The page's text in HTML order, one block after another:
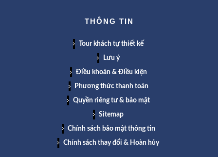
THÔNG TIN
Tour khách tự thiết kế
Lưu ý
Điều khoản & Điều kiện
Phương thức thanh toán
Quyền riêng tư & bảo mật
Sitemap
Chính sách bảo mật thông tin
Chính sách thay đổi & Hoàn hủy